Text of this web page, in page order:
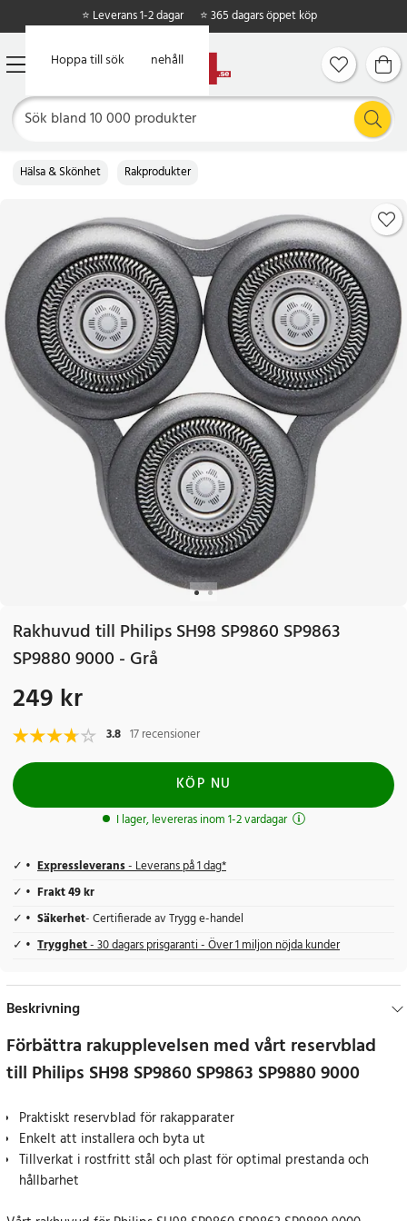
Hoppa till huvudinnehåll
Hoppa till sök
⭐ Leverans 1-2 dagar ⭐ 365 dagars öppet köp
Hälsa & Skönhet Rakprodukter
Rakhuvud till Philips SH98 SP9860 SP9863
SP9880 9000 - Grå
Pris:249 kr
249 kr
3.8 17 recensioner
KÖP NU
I lager, levereras inom 1-2 vardagar
Expressleverans- Leverans på 1 dag*
Frakt 49 kr
Säkerhet- Certifierade av Trygg e-handel
Trygghet- 30 dagars prisgaranti - Över 1 miljon nöjda kunder
Beskrivning
Förbättra rakupplevelsen med vårt reservblad
till Philips SH98 SP9860 SP9863 SP9880 9000
Praktiskt reservblad för rakapparater
Enkelt att installera och byta ut
Tillverkat i rostfritt stål och plast för optimal prestanda och
hållbarhet